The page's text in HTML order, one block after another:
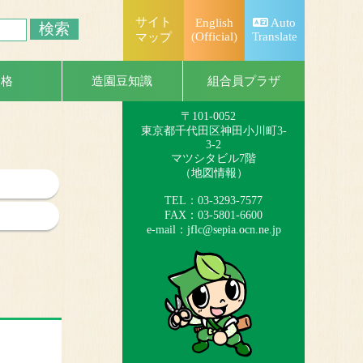
Auto
Translate
English
(Official)
サイト
マップ
造園豆知識 組合員プラザ
一般社団法人
日本造園組合連合会
（略称：造園連）
〒101-0052
東京都千代田区神田小川町3-
3-2
マツシタビル7階
（地図情報 ）
TEL：03-3293-7577
FAX：03-5801-6600
e-mail： jflc@sepia.ocn.ne.jp